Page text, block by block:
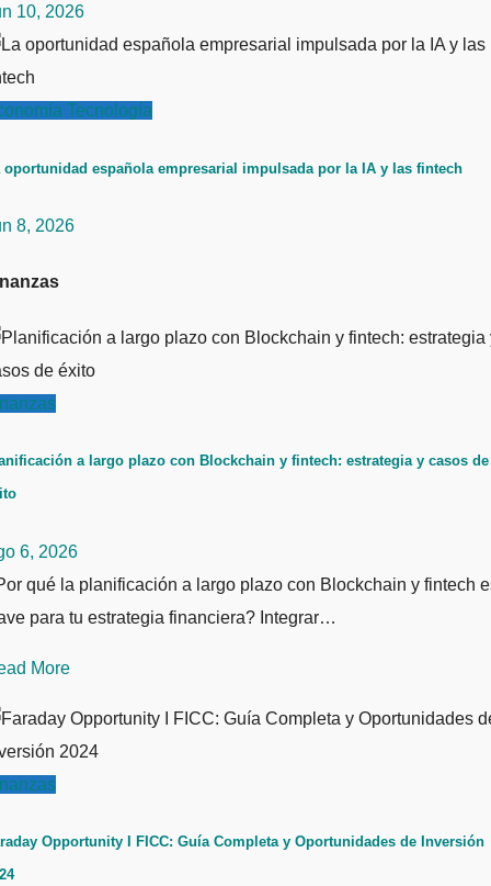
10, 2026
Tecnología
oportunidad española empresarial impulsada por la IA y las fintech
8, 2026
a largo plazo con Blockchain y fintech: estrategia y casos de
6, 2026
qué la planificación a largo plazo con Blockchain y fintech
para tu estrategia financiera? Integrar…
More
Opportunity I FICC: Guía Completa y Oportunidades de Inversión